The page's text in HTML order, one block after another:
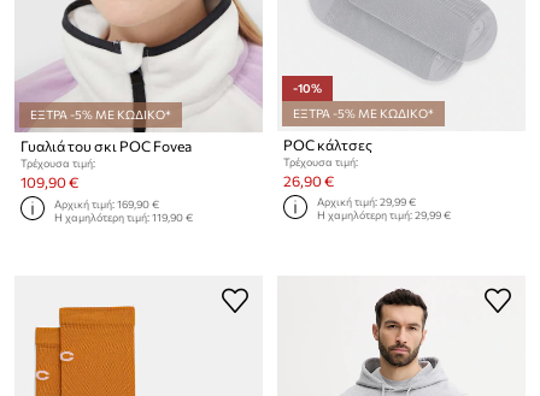
ΕΞΤΡΑ -5% ΜΕ ΚΩΔΙΚΟ*
Γυαλιά του σκι POC Fovea
Τρέχουσα τιμή:
109,90 €
Αρχική τιμή:169,90 €
Η χαμηλότερη τιμή:119,90 €
-10%
ΕΞΤΡΑ -5% ΜΕ ΚΩΔΙΚΟ*
POC κάλτσες
Τρέχουσα τιμή:
26,90 €
Αρχική τιμή:29,99 €
Η χαμηλότερη τιμή:29,99 €